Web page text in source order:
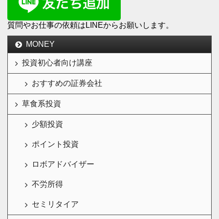
質問やお仕事の依頼はLINEからお願いします。
MONEY
投資初心者向け講座
おすすめの証券会社
草食系投資
少額投資
ポイント投資
ロボアドバイザー
不労所得
セミリタイア